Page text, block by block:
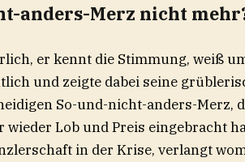
anders-Merz nicht
er kennt die Stimmung, weiß
und zeigte dabei seine
So-und-nicht-anders-Merz,
Lob und Preis eingebracht
in der Krise, verlangt